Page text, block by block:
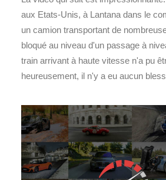
aux Etats-Unis, à Lantana dans le
un camion transportant de
bloqué au niveau d'un passage à
train arrivant à haute vitesse n'a pu
heureusement, il n'y a eu aucun